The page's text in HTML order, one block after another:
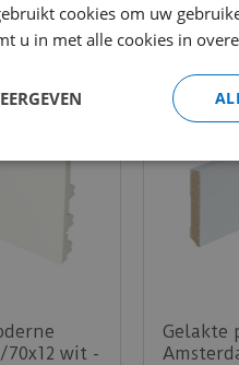
wit -
Gelakte
cookies om uw
u in met alle cookies in